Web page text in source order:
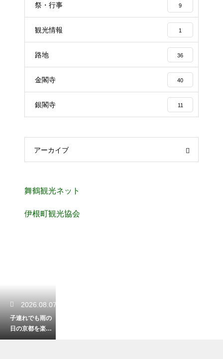
祭・行事 9
観光情報 1
路地 36
金閣寺 40
銀閣寺 11
アーカイブ
舞鶴観光ネット
伊根町観光協会
2026.08.07
子連れでも雨の
日の京都を楽し
く観光！室内の